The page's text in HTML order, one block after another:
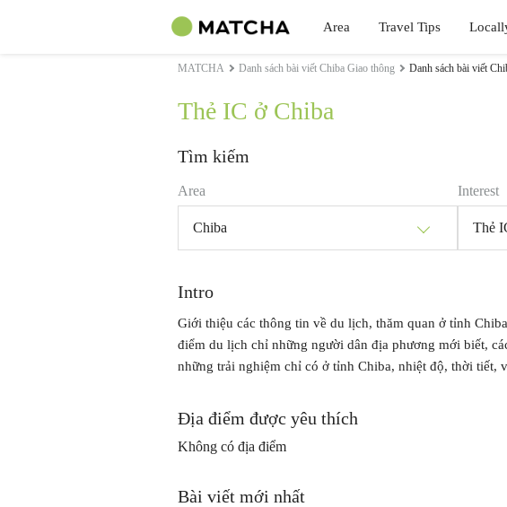
Area Travel Tips
MATCHA Danh sách bài viết Chiba Giao thông Danh sách bài viết
Thẻ IC ở Chiba
Tìm kiếm
Area
Chiba
Interest
Thẻ
Intro
Giới thiệu các thông tin về du lịch, thăm quan ở tỉnh
điểm du lịch chỉ những người dân địa phương mới biết,
những trải nghiệm chỉ có ở tỉnh Chiba, nhiệt độ, thời tiết,
Địa điểm được yêu thích
Không có địa điểm
Bài viết mới nhất